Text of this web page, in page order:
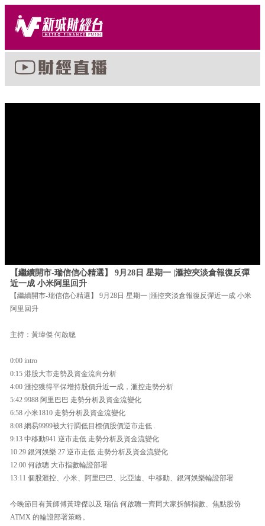
【繼續開市-瑞信信心精選】 9月28日 星期一 |滙控夾淡倉報復反彈
近一成 小米阿里回升
【繼續開市-瑞信信心精選】 9月28日 星期一 |滙控夾淡倉報復反彈近一成 小米
阿里回升
主持：黃瑋傑 何啟聰
0:00 intro
0:15 港股大市走勢及資金流向分析
4:00 滙控獲得平保增持股價升近一成，滙控走勢分析
5:42 9988 阿里巴巴 走勢分析及資金流變化
6:58 小米1810 走勢分析及資金流變化
8:08 網易9999被大行調低目標價股價逆市走低 .
9:13 中移動941 逆市走低 走勢分析及資金流變化
10:29 銀河娛樂 27 逆市走低 走勢分析及資金流變化
12:00 何啟聰 大市指數輪證部署
13:11 個股滙控、小米、阿里巴巴、比亞迪、中移動、銀河娛樂輪證部署
今晚節目有黃師傅黃瑋傑以及 瑞信 何啟聰一齊同大家拆解指數、焦點股份
ATMX 的輪證部署策略。